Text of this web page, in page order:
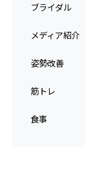
ブライダル
メディア紹介
姿勢改善
筋トレ
食事